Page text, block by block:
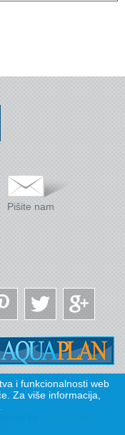
Pišite nam
i funkcionalnosti web
Za više informacija,